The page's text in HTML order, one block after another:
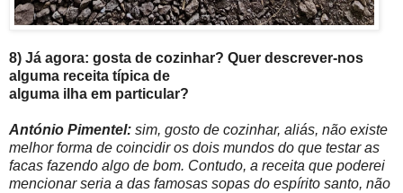
8) Já agora: gosta de cozinhar? Quer descrever-nos
alguma receita típica de
alguma ilha em particular?
António Pimentel: sim, gosto de cozinhar, aliás, não existe
melhor forma de coincidir os dois mundos do que testar as
facas fazendo algo de bom. Contudo, a receita que poderei
mencionar seria a das famosas sopas do espírito santo, não